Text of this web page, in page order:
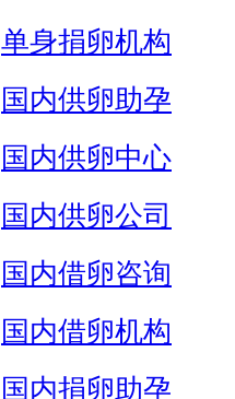
单身捐卵机构
国内供卵助孕
国内供卵中心
国内供卵公司
国内借卵咨询
国内借卵机构
国内捐卵助孕